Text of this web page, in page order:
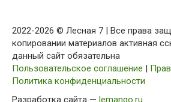
2022-2026 © Лесная 7 | Все права
копировании материалов активная
данный сайт обязательна
Пользовательское соглашение |
Политика конфиденциальности
Разработка сайта — lemango.ru